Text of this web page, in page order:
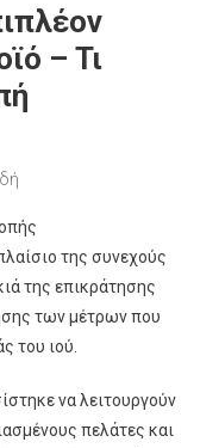
– Τι
της συνεχούς
της επικράτησης
των μέτρων που
του ιού.
να λειτουργούν
πελάτες και